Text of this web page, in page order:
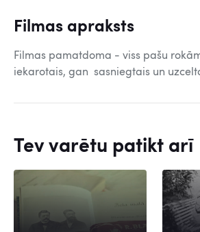
Filmas apraksts
Filmas pamatdoma - viss pašu
iekarotais, gan sasniegtais un
Tev varētu patikt arī